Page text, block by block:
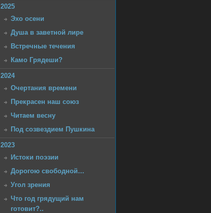
2025
Эхо осени
Душа в заветной лире
Встречные течения
Камо Грядеши?
2024
Очертания времени
Прекрасен наш союз
Читаем весну
Под созвездием Пушкина
2023
Истоки поэзии
Дорогою свободной…
Угол зрения
Что год грядущий нам
готовит?..